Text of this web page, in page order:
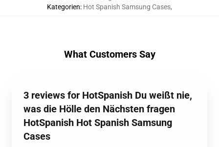
Kategorien: Hot Spanish Samsung Cases,
What Customers Say
3 reviews for HotSpanish Du weißt nie,
was die Hölle den Nächsten fragen
HotSpanish Hot Spanish Samsung
Cases